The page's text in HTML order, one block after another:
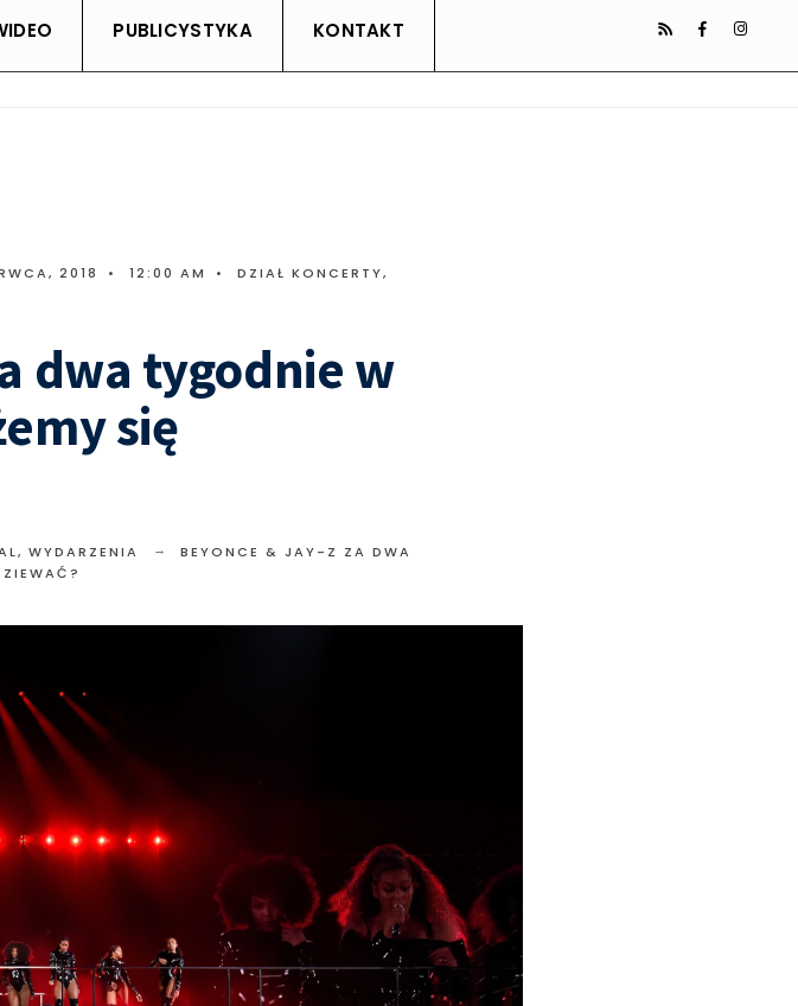
PUBLICYSTYKA KONTAKT
2018 • 12:00 AM • DZIAŁ KONCERTY,
dwa tygodnie w
się
WYDARZENIA
BEYONCE & JAY-Z ZA DWA